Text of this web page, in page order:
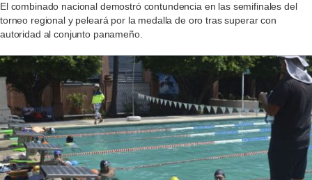
El combinado nacional demostró contundencia en las semifinales del
torneo regional y peleará por la medalla de oro tras superar con
autoridad al conjunto panameño.